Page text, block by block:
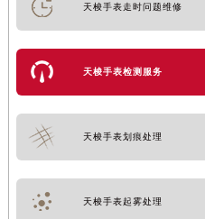
天梭手表走时问题维修
天梭手表检测服务
天梭手表划痕处理
天梭手表起雾处理